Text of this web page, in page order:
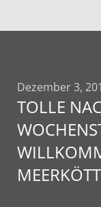
Dezember 3,
TOLLE